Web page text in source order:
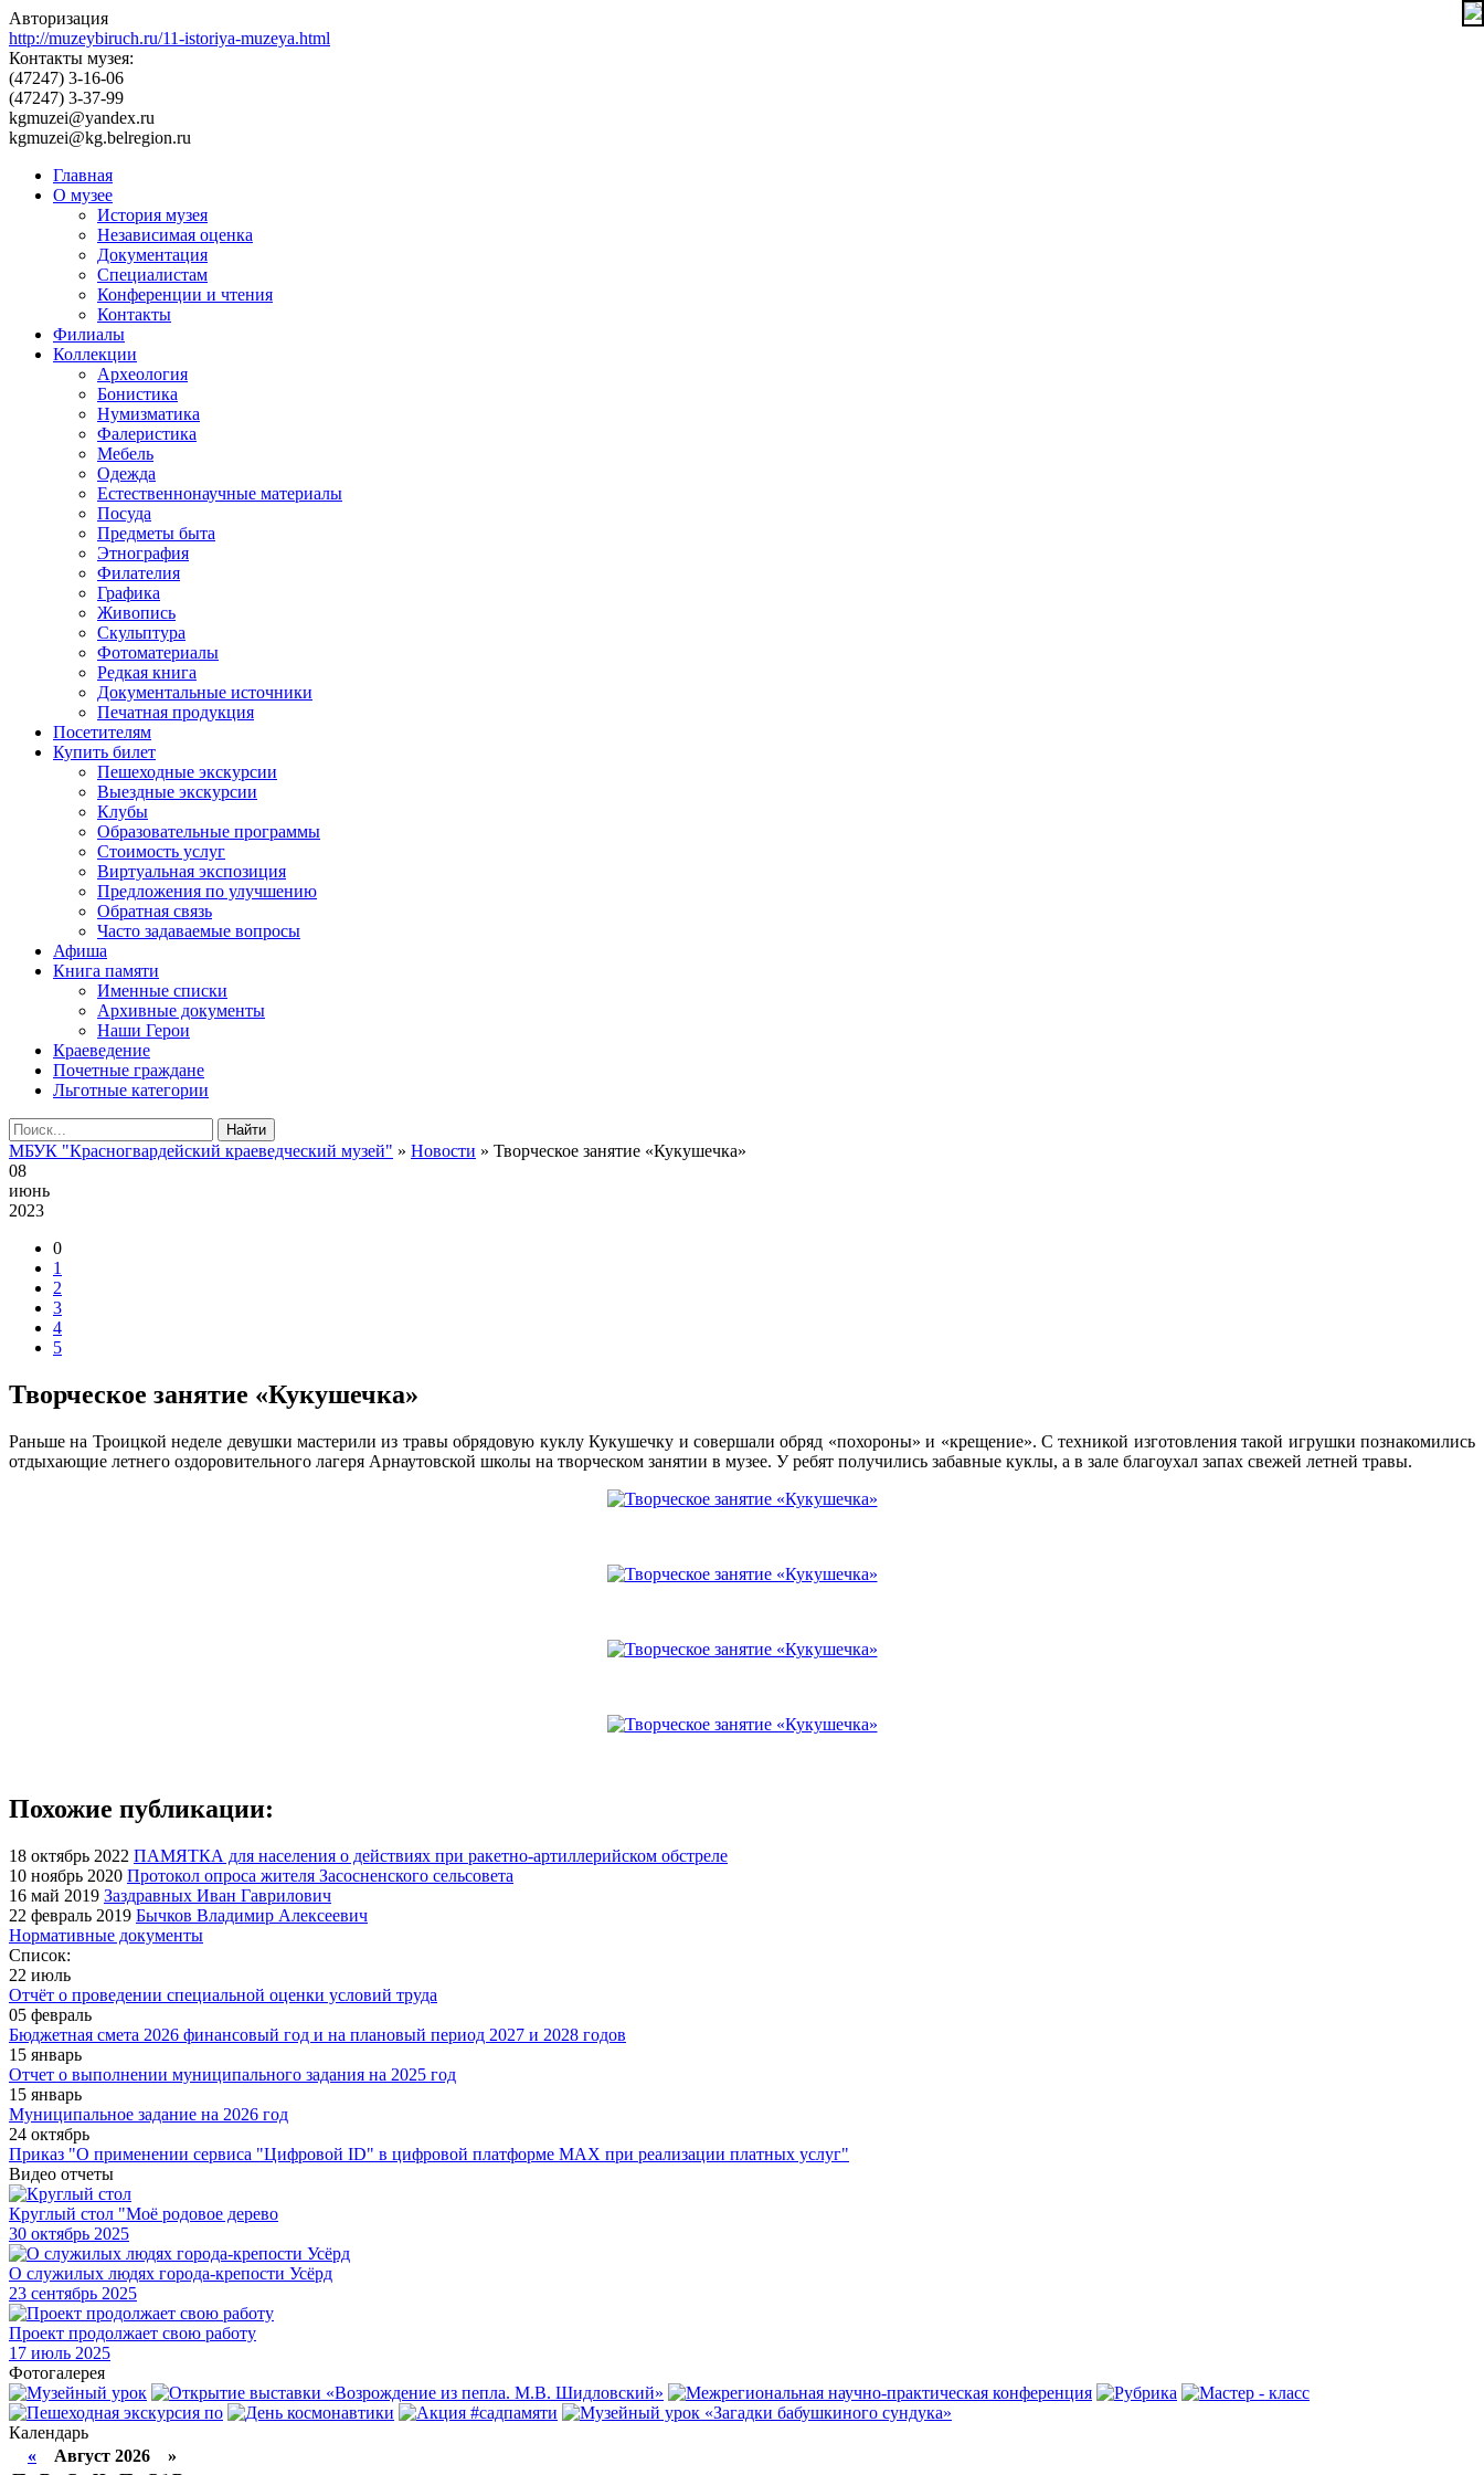
Авторизация
http://muzeybiruch.ru/11-istoriya-muzeya.html
Контакты музея:
(47247) 3-16-06
(47247) 3-37-99
kgmuzei@yandex.ru
kgmuzei@kg.belregion.ru
Главная
О музее
История музея
Независимая оценка
Документация
Специалистам
Конференции и чтения
Контакты
Филиалы
Коллекции
Археология
Бонистика
Нумизматика
Фалеристика
Мебель
Одежда
Естественнонаучные материалы
Посуда
Предметы быта
Этнография
Филателия
Графика
Живопись
Скульптура
Фотоматериалы
Редкая книга
Документальные источники
Печатная продукция
Посетителям
Купить билет
Пешеходные экскурсии
Выездные экскурсии
Клубы
Образовательные программы
Стоимость услуг
Виртуальная экспозиция
Предложения по улучшению
Обратная связь
Часто задаваемые вопросы
Афиша
Книга памяти
Именные списки
Архивные документы
Наши Герои
Краеведение
Почетные граждане
Льготные категории
Найти
МБУК "Красногвардейский краеведческий музей" » Новости » Творческое занятие «Кукушечка»
08
июнь
2023
0
1
2
3
4
5
Творческое занятие «Кукушечка»
Раньше на Троицкой неделе девушки мастерили из травы обрядовую куклу Кукушечку и совершали обряд «похороны» и «крещение». С техникой изготовления такой игрушки познакомились
отдыхающие летнего оздоровительного лагеря Арнаутовской школы на творческом занятии в музее. У ребят получились забавные куклы, а в зале благоухал запах свежей летней травы.
Похожие публикации:
18 октябрь 2022 ПАМЯТКА для населения о действиях при ракетно-артиллерийском обстреле
10 ноябрь 2020 Протокол опроса жителя Засосненского сельсовета
16 май 2019 Заздравных Иван Гаврилович
22 февраль 2019 Бычков Владимир Алексеевич
Нормативные документы
Список:
22 июль
Отчёт о проведении специальной оценки условий труда
05 февраль
Бюджетная смета 2026 финансовый год и на плановый период 2027 и 2028 годов
15 январь
Отчет о выполнении муниципального задания на 2025 год
15 январь
Муниципальное задание на 2026 год
24 октябрь
Приказ "О применении сервиса "Цифровой ID" в цифровой платформе МАХ при реализации платных услуг"
Видео отчеты
Круглый стол "Моё родовое дерево
30 октябрь 2025
О служилых людях города-крепости Усёрд
23 сентябрь 2025
Проект продолжает свою работу
17 июль 2025
Фотогалерея
Календарь
« Август 2026 »